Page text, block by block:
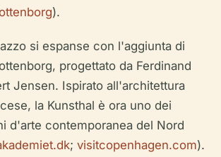
).
si espanse con l'aggiunta di
progettato da Ferdinand
Jensen. Ispirato all'architettura
la Kunsthal è ora uno dei
d'arte contemporanea del Nord
; visitcopenhagen.com).